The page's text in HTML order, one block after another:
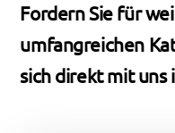
Fordern Sie für
umfangreichen
sich direkt mit uns